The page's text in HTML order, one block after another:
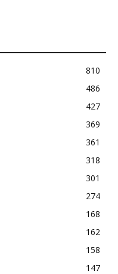
810
486
427
369
361
318
301
274
168
162
158
147